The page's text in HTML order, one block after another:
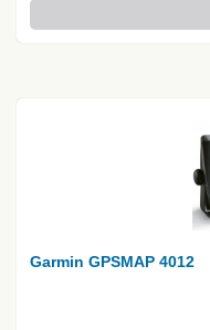
Garmin GPSMAP 4012